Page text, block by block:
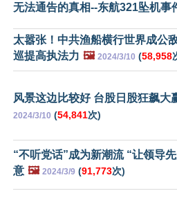
无法通告的真相--东航321坠机事
太嚣张！中共渔船横行世界成公
巡提高执法力 🖼️ 2024/3/10 (58,958
风景这边比较好 台股日股狂飙大
2024/3/10 (54,841次)
“不听党话”成为新潮流 “让领导
意 🖼️ 2024/3/9 (91,773次)